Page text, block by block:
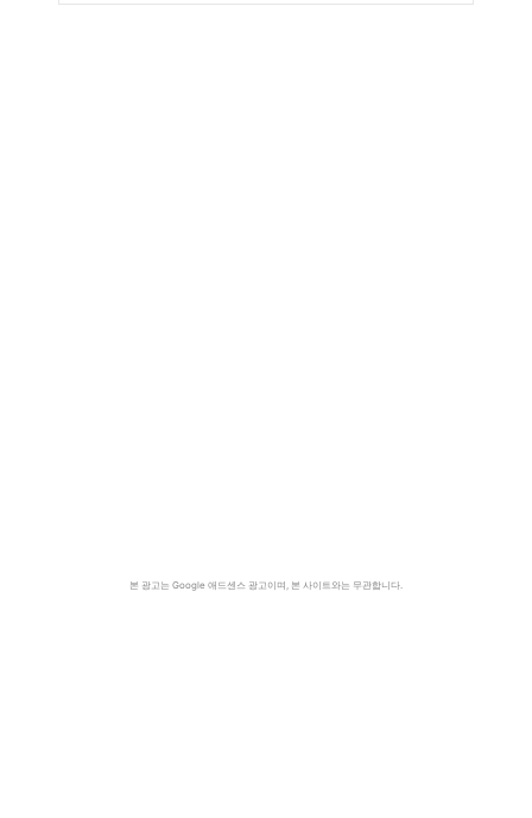
본 광고는 Google 애드센스 광고이며, 본 사이트와는 무관합니다.